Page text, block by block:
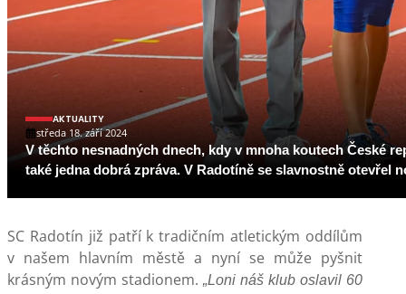
AKTUALITY
středa 18. září 2024
V těchto nesnadných dnech, kdy v mnoha koutech České
také jedna dobrá zpráva. V Radotíně se slavnostně otevřel
SC Radotín již patří k tradičním atletickým oddílům
v našem hlavním městě a nyní se může pyšnit
krásným novým stadionem. „Loni náš klub oslavil 60